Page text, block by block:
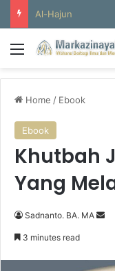
Al-Hajun
Menu
Home / Ebook
Ebook
Khutbah
Yang
Sadnanto. BA. MA
d
3 minutes read